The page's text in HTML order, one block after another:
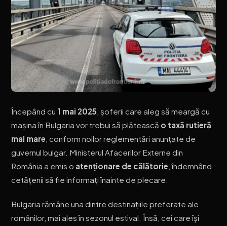
Începând cu 1 mai 2025 , șoferii care aleg să meargă cu
mașina în Bulgaria vor trebui să plătească o taxă rutieră
mai mare , conform noilor reglementări anunțate de
guvernul bulgar. Ministerul Afacerilor Externe din
România a emis o atenționare de călătorie , îndemnând
cetățenii să fie informați înainte de plecare.
Bulgaria rămâne una dintre destinațiile preferate ale
românilor, mai ales în sezonul estival. Însă, cei care își